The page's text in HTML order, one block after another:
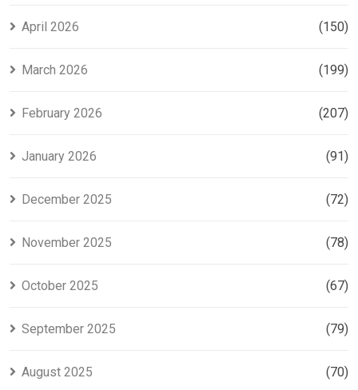
April 2026 (150)
March 2026 (199)
February 2026 (207)
January 2026 (91)
December 2025 (72)
November 2025 (78)
October 2025 (67)
September 2025 (79)
August 2025 (70)